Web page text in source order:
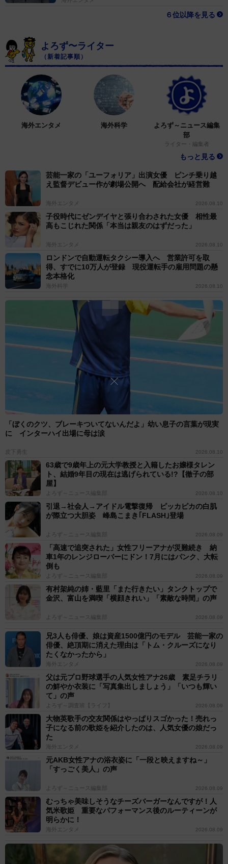
６位以降を見る
よろず〜ライター
（新着記事順）
海外エンタメ 海外科学
よろず～ニュース編集
部
ライター・編集者
もっと見る
芸能一家の「ユーフォリア」出演女優 ピンチ乗り越
え監督デビュー作が劇場公開へ 配給会社が経営難
海外エンタメ 2026.08.10
子役時代にゼンデイヤと張り合わされた女優 相性最
高もこじれた関係「本当は親友のはずだった」
海外エンタメ 2026.08.10
ロンドンで自動運転タクシー導入へ 営業許可を取
得、すでに10万人が登録 現役運転手の雇用問題の懸
念本格化
海外科学 2026.08.10
「ぼくのクツ、ブレーキついてないんだよ」幼い息子の言葉が現実
に インターハイ出場に母は涙
皮下勇生 2026.08.10
63歳で9歳年上の元大学教授と入籍したお嬢様タレン
ト、結婚9年目の現在は逃げられている!?【徹子の部
屋】
よろず～ニュース編集部 2026.08.10
引退→社会人→アイドル電撃復帰 ピッカピカの白肌
が際立つ大胆姿 峰島こまき｢FLASH｣登場
よろず～ニュース編集部 2026.08.09
「高速で追突された」女性フリーアナが災難続き 納
車1年のレンジローバーにドン！7月にはパンク、大転
倒も
よろず～ニュース編集部 2026.08.09
有村架純の姉・藍里「また行きたい」タンクトップで
金沢、富山を満喫「横顔きれい」「素敵な時間」の声
よろず～ニュース編集部 2026.08.09
兄3人も俳優、娘は資産1500億円のモデル 芸能一家の
俳優、絶頂期に消えた理由は「トム・クルーズになり
たくなかったから」
海外エンタメ 2026.08.09
父は元プロ野球選手の人気女性アナ26歳 素足チラリ
の鮮やか衣装に「写真集出しましょう」「いつも輝い
て」の声
よろず～調査班【ライフ】 2026.08.09
大物英歌手の交友関係はやっぱりスゴかった！売れっ
子になる前の歌姫を紹介したのは、人気女優の娘だっ
た
海外エンタメ 2026.08.09
元AKB女性アナの浴衣姿に「一段と映えますね～」
「すっごく美人」の声
よろず～ニュース編集部 2026.08.09
むっちゃ美味しそうなチーズバーガーなんですが！人
気米歌姫 重要なパフォーマンス後のルーティーンが
明らかに！
海外エンタメ 2026.08.09